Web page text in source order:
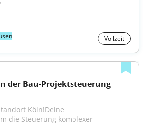
Vollzeit
der Bau-Projektsteuerung
Köln!Deine
die Steuerung komplexer